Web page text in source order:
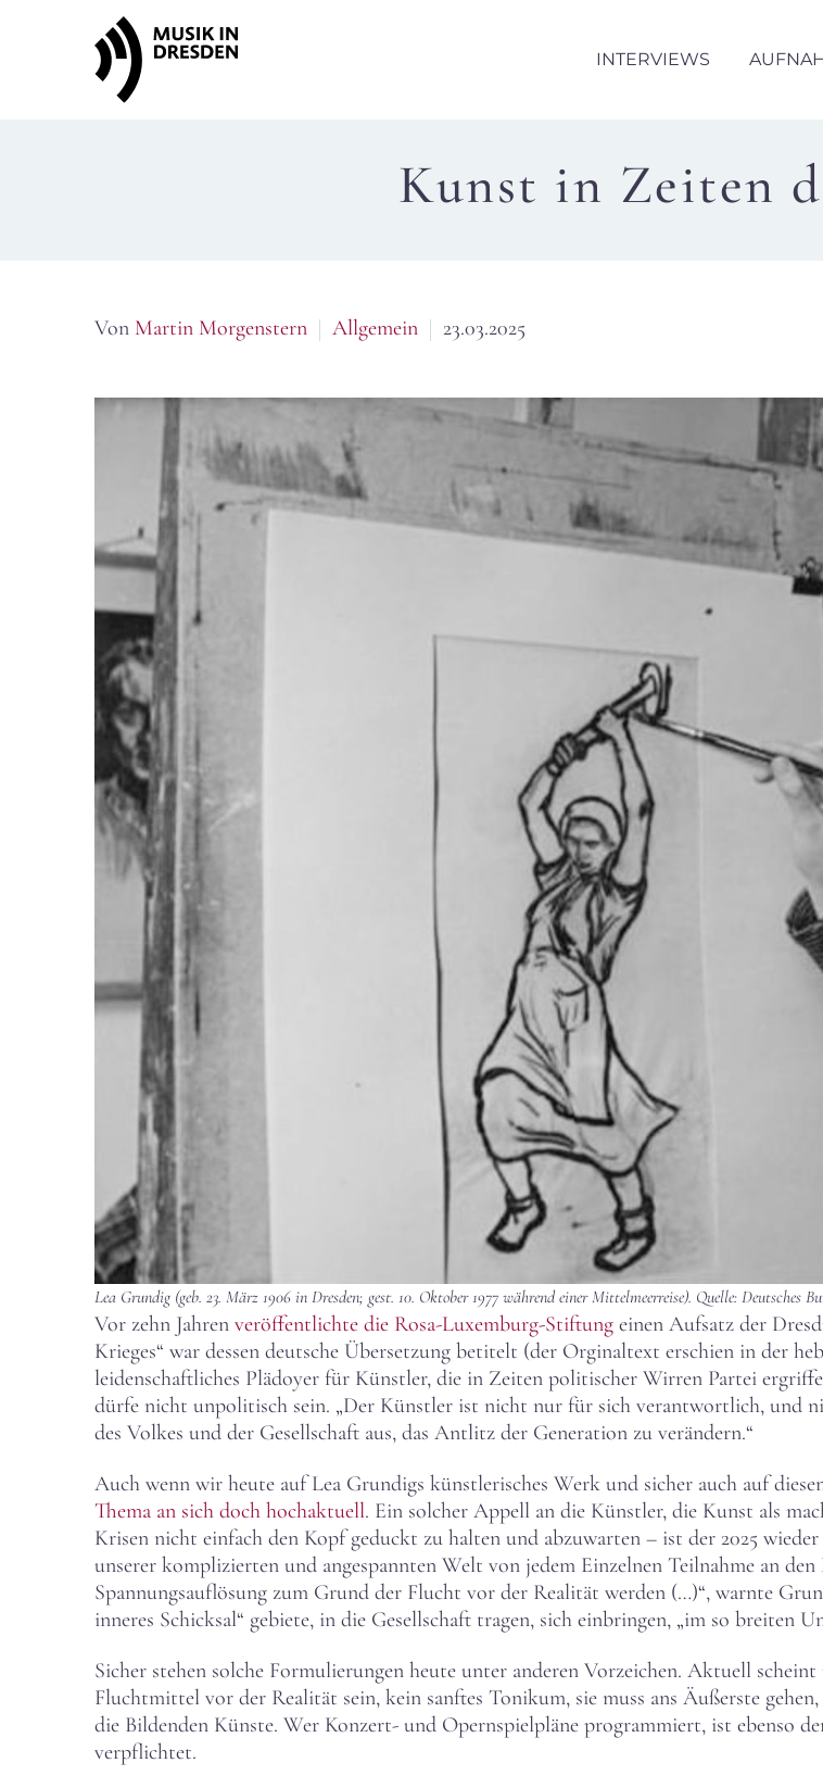
INTERVIEWS
Kunst in Zeiten
Von Martin Morgenstern Allgemein 23.03.2025
Lea Grundig (geb. 23. März 1906 in Dresden; gest. 10. Oktober 1977 während einer Mittelmeerreise). Quelle: Deutsches
Vor zehn Jahren veröffentlichte die Rosa-Luxemburg-Stiftung einen Aufsatz der
Krieges“ war dessen deutsche Übersetzung betitelt (der Orginaltext erschien in der
leidenschaftliches Plädoyer für Künstler, die in Zeiten politischer Wirren Partei
dürfe nicht unpolitisch sein. „Der Künstler ist nicht nur für sich verantwortlich, und
des Volkes und der Gesellschaft aus, das Antlitz der Generation zu verändern.“
Auch wenn wir heute auf Lea Grundigs künstlerisches Werk und sicher auch auf
Thema an sich doch hochaktuell. Ein solcher Appell an die Künstler, die Kunst als
Krisen nicht einfach den Kopf geduckt zu halten und abzuwarten – ist der 2025
unserer komplizierten und angespannten Welt von jedem Einzelnen Teilnahme an
Spannungsauflösung zum Grund der Flucht vor der Realität werden (…)“, warnte
inneres Schicksal“ gebiete, in die Gesellschaft tragen, sich einbringen, „im so breiten
Sicher stehen solche Formulierungen heute unter anderen Vorzeichen. Aktuell
Fluchtmittel vor der Realität sein, kein sanftes Tonikum, sie muss ans Äußerste
die Bildenden Künste. Wer Konzert- und Opernspielpläne programmiert, ist ebenso
verpflichtet.